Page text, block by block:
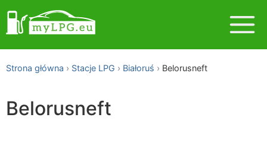
Strona główna Stacje LPG Białoruś Belorusneft
Belorusneft